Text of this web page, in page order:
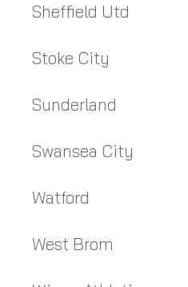
Sheffield Utd
Stoke City
Sunderland
Swansea City
Watford
West Brom